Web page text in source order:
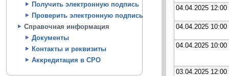
Получить электронную подпись
Проверить электронную подпись
Справочная информация
Документы
Контакты и реквизиты
Аккредитация в СРО
04.04.2025 12:00
04.04.2025 10:00
04.04.2025 10:00
03.04.2025 12:00